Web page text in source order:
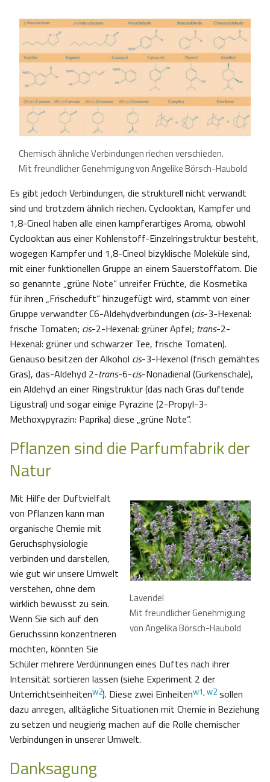
Chemisch ähnliche Verbindungen riechen verschieden.
Mit freundlicher Genehmigung von Angelike Börsch-Haubold
Es gibt jedoch Verbindungen, die strukturell nicht verwandt
sind und trotzdem ähnlich riechen. Cyclooktan, Kampfer und
1,8-Cineol haben alle einen kampferartiges Aroma, obwohl
Cyclooktan aus einer Kohlenstoff-Einzelringstruktur besteht,
wogegen Kampfer und 1,8-Cineol bizyklische Moleküle sind,
mit einer funktionellen Gruppe an einem Sauerstoffatom. Die
so genannte „grüne Note“ unreifer Früchte, die Kosmetika
für ihren „Frischeduft“ hinzugefügt wird, stammt von einer
Gruppe verwandter C6-Aldehydverbindungen (cis-3-Hexenal:
frische Tomaten; cis-2-Hexenal: grüner Apfel; trans-2-
Hexenal: grüner und schwarzer Tee, frische Tomaten).
Genauso besitzen der Alkohol cis-3-Hexenol (frisch gemähtes
Gras), das-Aldehyd 2-trans-6-cis-Nonadienal (Gurkenschale),
ein Aldehyd an einer Ringstruktur (das nach Gras duftende
Ligustral) und sogar einige Pyrazine (2-Propyl-3-
Methoxypyrazin: Paprika) diese „grüne Note“.
Pflanzen sind die Parfumfabrik der
Natur
Lavendel
Mit freundlicher Genehmigung
von Angelika Börsch-Haubold
Mit Hilfe der Duftvielfalt
von Pflanzen kann man
organische Chemie mit
Geruchsphysiologie
verbinden und darstellen,
wie gut wir unsere Umwelt
verstehen, ohne dem
wirklich bewusst zu sein.
Wenn Sie sich auf den
Geruchssinn konzentrieren
möchten, könnten Sie
Schüler mehrere Verdünnungen eines Duftes nach ihrer
Intensität sortieren lassen (siehe Experiment 2 der
Unterrichtseinheitenw2). Diese zwei Einheitenw1, w2sollen
dazu anregen, alltägliche Situationen mit Chemie in Beziehung
zu setzen und neugierig machen auf die Rolle chemischer
Verbindungen in unserer Umwelt.
Danksagung